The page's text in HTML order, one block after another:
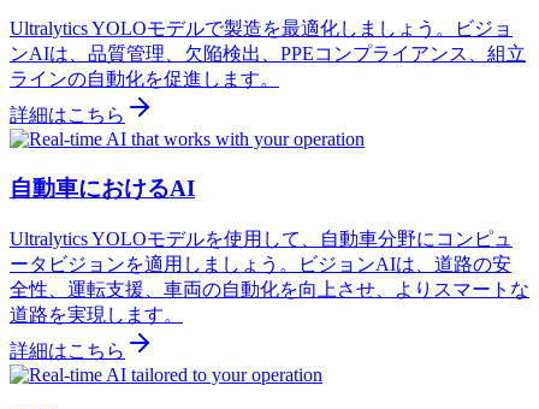
Ultralytics YOLOモデルで製造を最適化しましょう。ビジョ
ンAIは、品質管理、欠陥検出、PPEコンプライアンス、組立
ラインの自動化を促進します。
詳細はこちら
自動車におけるAI
Ultralytics YOLOモデルを使用して、自動車分野にコンピュ
ータビジョンを適用しましょう。ビジョンAIは、道路の安
全性、運転支援、車両の自動化を向上させ、よりスマートな
道路を実現します。
詳細はこちら